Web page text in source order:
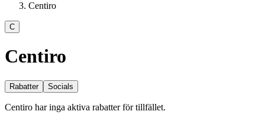
Centiro
C
Centiro
Rabatter Socials
Centiro har inga aktiva rabatter för tillfället.